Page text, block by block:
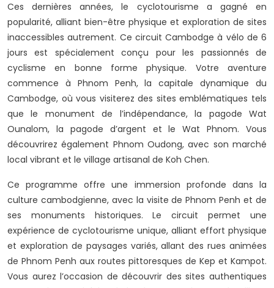
Ces dernières années, le cyclotourisme a gagné en
popularité, alliant bien-être physique et exploration de sites
inaccessibles autrement. Ce circuit Cambodge à vélo de 6
jours est spécialement conçu pour les passionnés de
cyclisme en bonne forme physique. Votre aventure
commence à Phnom Penh, la capitale dynamique du
Cambodge, où vous visiterez des sites emblématiques tels
que le monument de l’indépendance, la pagode Wat
Ounalom, la pagode d’argent et le Wat Phnom. Vous
découvrirez également Phnom Oudong, avec son marché
local vibrant et le village artisanal de Koh Chen.
Ce programme offre une immersion profonde dans la
culture cambodgienne, avec la visite de Phnom Penh et de
ses monuments historiques. Le circuit permet une
expérience de cyclotourisme unique, alliant effort physique
et exploration de paysages variés, allant des rues animées
de Phnom Penh aux routes pittoresques de Kep et Kampot.
Vous aurez l’occasion de découvrir des sites authentiques